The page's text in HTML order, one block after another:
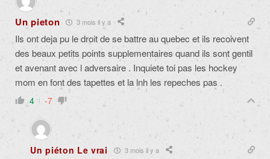
Un pieton 3 mois il y a
Ils ont deja pu le droit de se battre au quebec et ils recoivent
des beaux petits points supplementaires quand ils sont gentil
et avenant avec l adversaire . Inquiete toi pas les hockey
mom en font des tapettes et la lnh les repeches pas .
4 -7
Un piéton Le vrai 3 mois il y a